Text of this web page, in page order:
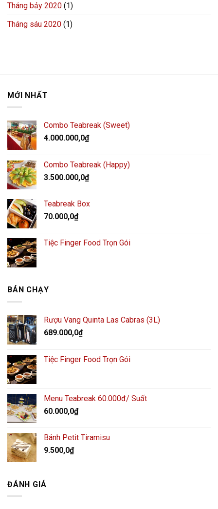
Tháng bảy 2020 (1)
Tháng sáu 2020 (1)
MỚI NHẤT
Combo Teabreak (Sweet)
4.000.000,0₫
Combo Teabreak (Happy)
3.500.000,0₫
Teabreak Box
70.000,0₫
Tiệc Finger Food Trọn Gói
BÁN CHẠY
Rượu Vang Quinta Las Cabras (3L)
689.000,0₫
Tiệc Finger Food Trọn Gói
Menu Teabreak 60.000đ/ Suất
60.000,0₫
Bánh Petit Tiramisu
9.500,0₫
ĐÁNH GIÁ